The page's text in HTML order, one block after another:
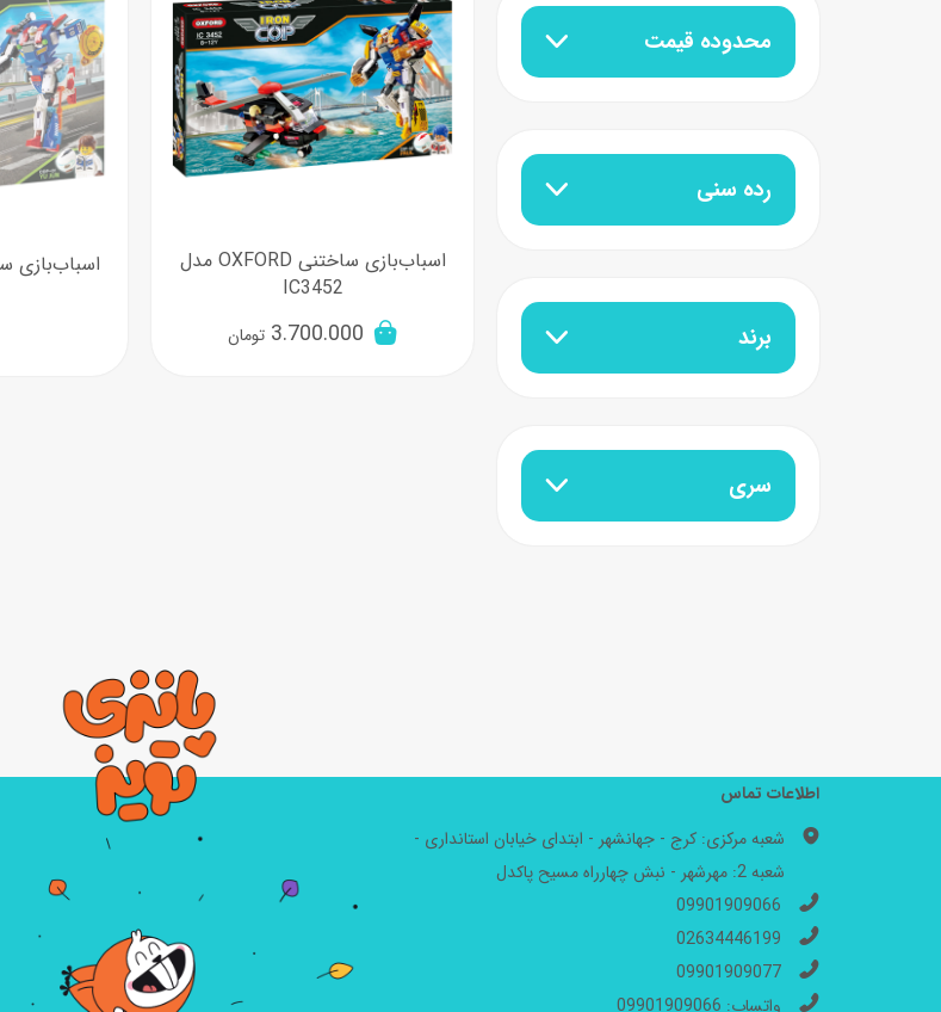
عروسک
خانه و لوازم عروسک
عروسک مینیاتوری
لوازم گریم و آرایش کودک
اکشن فیگور و شخصیت
حیوانات مینیاتوری
پازل
برد گیم
لوازم هنر و نقاشی
علم و سرگرمی
کیف و کوله پشتی
چمدان کودک
قمقمه و ظرف غذا
جامدادی
محدوده قیمت
رده سنی
برند
سری
اسباب‌بازی ساختنی OXFORD مدل
IC3452
3.700.000 تومان
اطلاعات تماس
شعبه مرکزی: کرج - جهانشهر - ابتدای خیابان استانداری -
شعبه 2: مهرشهر - نبش چهارراه مسیح پاکدل
09901909066
02634446199
09901909077
واتساپ: 09901909066